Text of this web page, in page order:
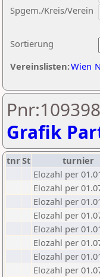
Sortierung
Spgem./Kreis/Verein
Vereinslisten:Wien
Grafik
tnrSt turnier
Elozahl per
Elozahl per
Elozahl per
Elozahl per
Elozahl per
Elozahl per
Elozahl per
Elozahl per